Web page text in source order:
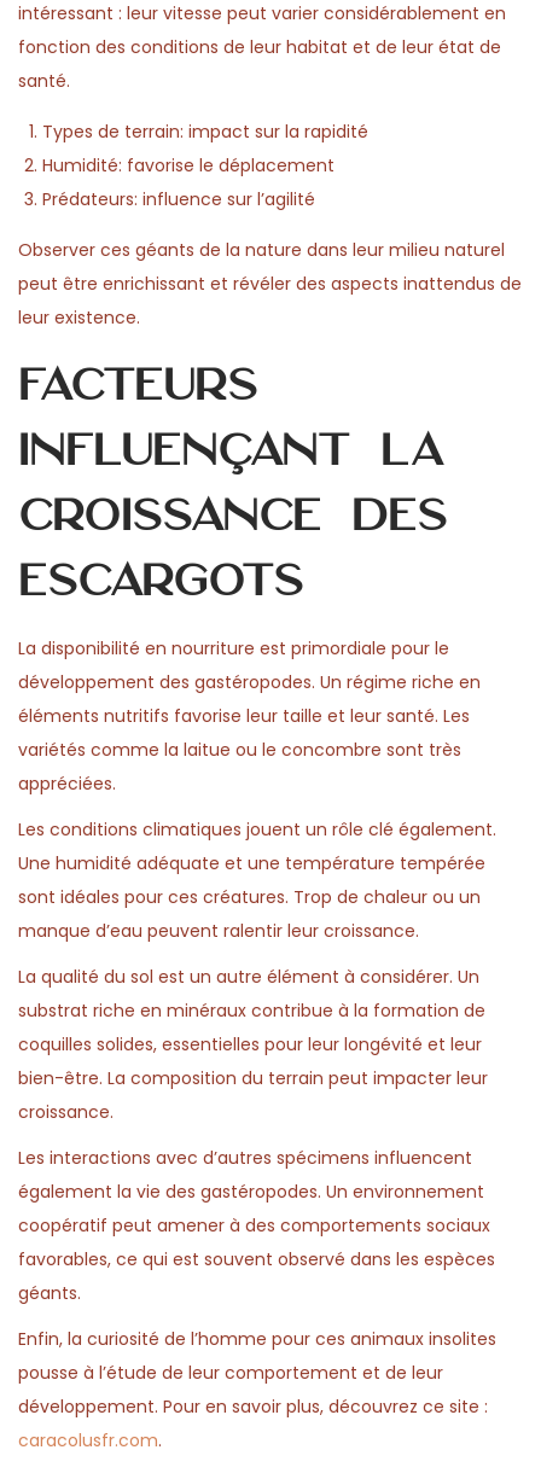
intéressant : leur vitesse peut varier considérablement en
fonction des conditions de leur habitat et de leur état de
santé.
Types de terrain: impact sur la rapidité
Humidité: favorise le déplacement
Prédateurs: influence sur l’agilité
Observer ces géants de la nature dans leur milieu naturel
peut être enrichissant et révéler des aspects inattendus de
leur existence.
Facteurs
influençant la
croissance des
escargots
La disponibilité en nourriture est primordiale pour le
développement des gastéropodes. Un régime riche en
éléments nutritifs favorise leur taille et leur santé. Les
variétés comme la laitue ou le concombre sont très
appréciées.
Les conditions climatiques jouent un rôle clé également.
Une humidité adéquate et une température tempérée
sont idéales pour ces créatures. Trop de chaleur ou un
manque d’eau peuvent ralentir leur croissance.
La qualité du sol est un autre élément à considérer. Un
substrat riche en minéraux contribue à la formation de
coquilles solides, essentielles pour leur longévité et leur
bien-être. La composition du terrain peut impacter leur
croissance.
Les interactions avec d’autres spécimens influencent
également la vie des gastéropodes. Un environnement
coopératif peut amener à des comportements sociaux
favorables, ce qui est souvent observé dans les espèces
géants.
Enfin, la curiosité de l’homme pour ces animaux insolites
pousse à l’étude de leur comportement et de leur
développement. Pour en savoir plus, découvrez ce site :
caracolusfr.com.